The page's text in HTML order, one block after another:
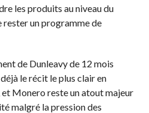
les produits au niveau du
un programme de
de Dunleavy de 12 mois
le récit le plus clair en
Monero reste un atout majeur
malgré la pression des